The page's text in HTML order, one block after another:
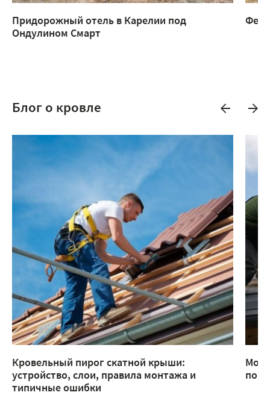
Придорожный отель в Карелии под
Ондулином Смарт
Блог о кровле
Кровельный пирог скатной крыши:
устройство, слои, правила монтажа и
типичные ошибки